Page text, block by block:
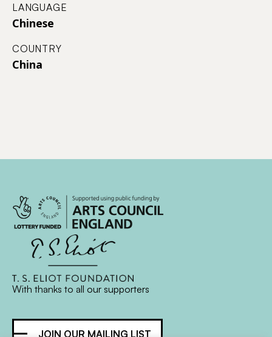
LANGUAGE
Chinese
COUNTRY
China
With thanks to all our supporters
JOIN OUR MAILING LIST